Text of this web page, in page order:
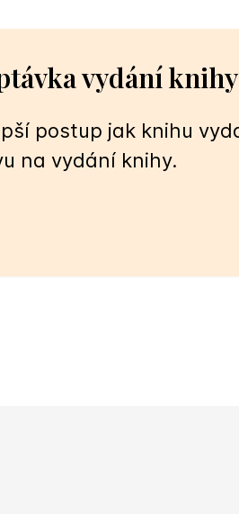
vydání knihy
postup jak knihu
na vydání knihy.